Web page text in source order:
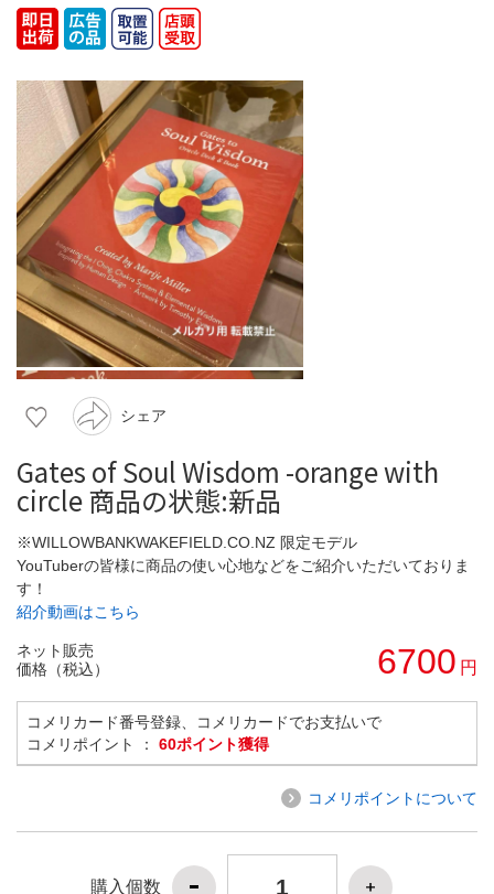
シェア
Gates of Soul Wisdom -orange with
circle 商品の状態:新品
※WILLOWBANKWAKEFIELD.CO.NZ 限定モデル
YouTuberの皆様に商品の使い心地などをご紹介いただいておりま
す！
紹介動画はこちら
ネット販売
価格（税込）
6700 円
コメリカード番号登録、コメリカードでお支払いで
コメリポイント ： 60ポイント獲得
コメリポイントについて
購入個数